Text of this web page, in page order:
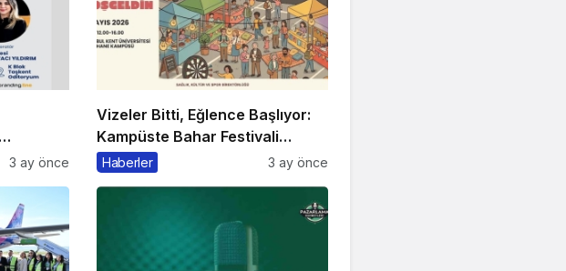
3 ay önce
Vizeler Bitti, Eğlence Başlıyor:
Kampüste Bahar Festivali
Kaçmaz!
Haberler 3 ay önce